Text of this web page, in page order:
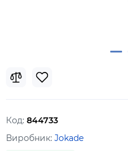
Код: 844733
Виробник: Jokade